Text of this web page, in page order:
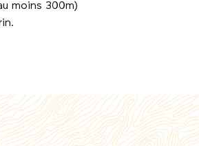
moins 300m)